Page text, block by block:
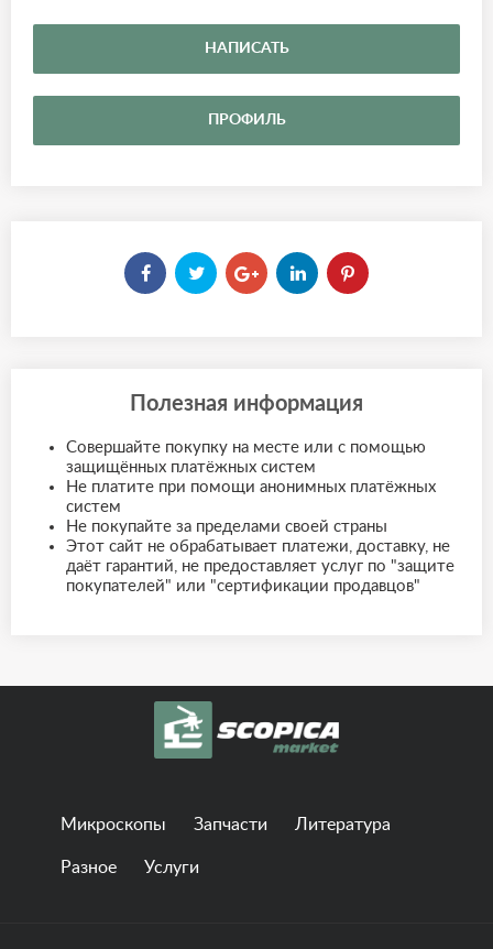
НАПИСАТЬ
ПРОФИЛЬ
Полезная информация
Совершайте покупку на месте или с помощью
защищённых платёжных систем
Не платите при помощи анонимных платёжных
систем
Не покупайте за пределами своей страны
Этот сайт не обрабатывает платежи, доставку, не
даёт гарантий, не предоставляет услуг по "защите
покупателей" или "сертификации продавцов"
Микроскопы Запчасти Литература
Разное Услуги